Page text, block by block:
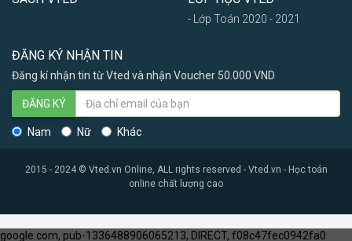
- Lớp Toán 2020 - 2021
ĐĂNG KÝ NHẬN TIN
Đăng kí nhận tin từ Vted và nhận Voucher 50.000 VND
ĐĂNG KÝ
Nam Nữ Khác
2015 - 2024 © Vted.vn Online, ALL rights reserved - Vted.vn - Học toán
online chất lượng cao
google.com, pub-1336488906065213, DIRECT, f08c47fec0942fa0